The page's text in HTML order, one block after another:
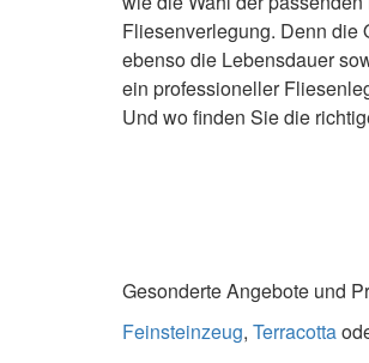
Fliesenverlegung. Denn die
ebenso die Lebensdauer
ein professioneller
Und wo finden Sie die
Gesonderte Angebote und
Feinsteinzeug, Terracotta